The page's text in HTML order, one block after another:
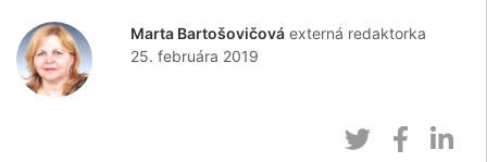
Marta Bartošovičová externá redaktorka
25. februára 2019